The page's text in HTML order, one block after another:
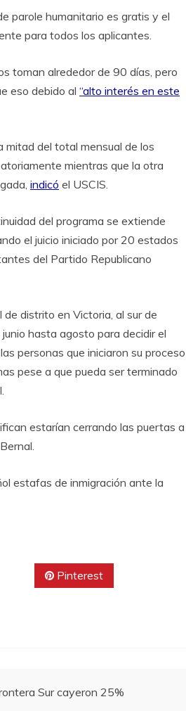
parole humanitario es gratis y el
para todos los aplicantes.
toman alrededor de 90 días, pero
eso debido al “alto interés en este
mitad del total mensual de los
mientras que la otra
indicó el USCIS.
del programa se extiende
el juicio iniciado por 20 estados
del Partido Republicano
de distrito en Victoria, al sur de
hasta agosto para decidir el
personas que iniciaron su proceso
pese a que pueda ser terminado
estarían cerrando las puertas a
estafas de inmigración ante la
Pinterest
Sur cayeron 25%